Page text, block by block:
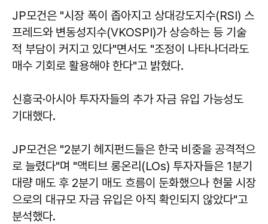
JP모건은 "시장 폭이 좁아지고 상대강도지수(RSI) 스
프레드와 변동성지수(VKOSPI)가 상승하는 등 기술
적 부담이 커지고 있다"면서도 "조정이 나타나더라도
매수 기회로 활용해야 한다"고 밝혔다.
신흥국·아시아 투자자들의 추가 자금 유입 가능성도
기대했다.
JP모건은 "2분기 헤지펀드들은 한국 비중을 공격적으
로 늘렸다"며 "액티브 롱온리(LOs) 투자자들은 1분기
대량 매도 후 2분기 매도 흐름이 둔화했으나 현물 시장
으로의 대규모 자금 유입은 아직 확인되지 않았다"고
분석했다.